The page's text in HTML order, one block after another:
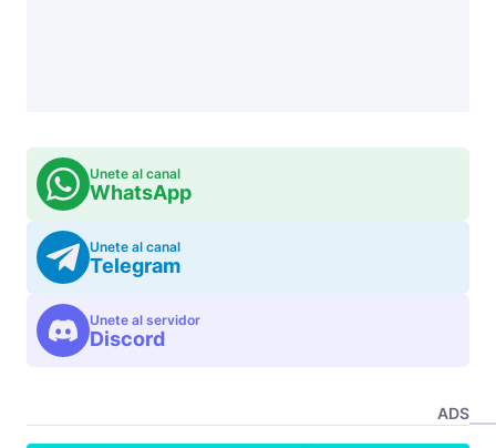
Unete al canal
WhatsApp
Unete al canal
Telegram
Unete al servidor
Discord
ADS